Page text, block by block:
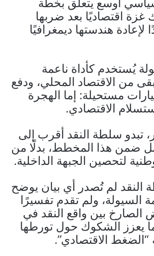
أوسع يتعلق بخطة
غزة اقتصاديًا بعد ضربها
لإعادة هندستها ديمغرافيًا
يُستخدم كأداة ناعمة
من الاقتصاد المحلي، ودفع
مستحيلة: إما الهجرة
الاقتصادي.
تبدو سلطة النقد أقرب إلى
ضمن هذا المخطط، بدلًا من
لتحصين الجبهة الداخلية.
النقد لم تُصدر أي بيان يوضح
السيولة، ولم تقدم تفسيرًا
الصارخ بين واقع النقد في
يعزز الشكوك حول تورطها
“الضغط الاقتصادي”.